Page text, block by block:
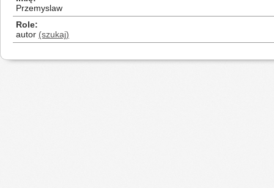
Przemyslaw
Role
autor (szukaj)